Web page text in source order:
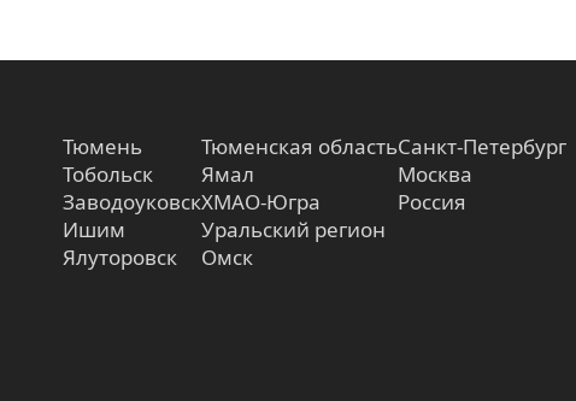
Тюмень
Тобольск
Заводоуковск
Ишим
Ялуторовск
Тюменская область
Ямал
ХМАО-Югра
Уральский регион
Омск
Санкт-Петербург
Москва
Россия